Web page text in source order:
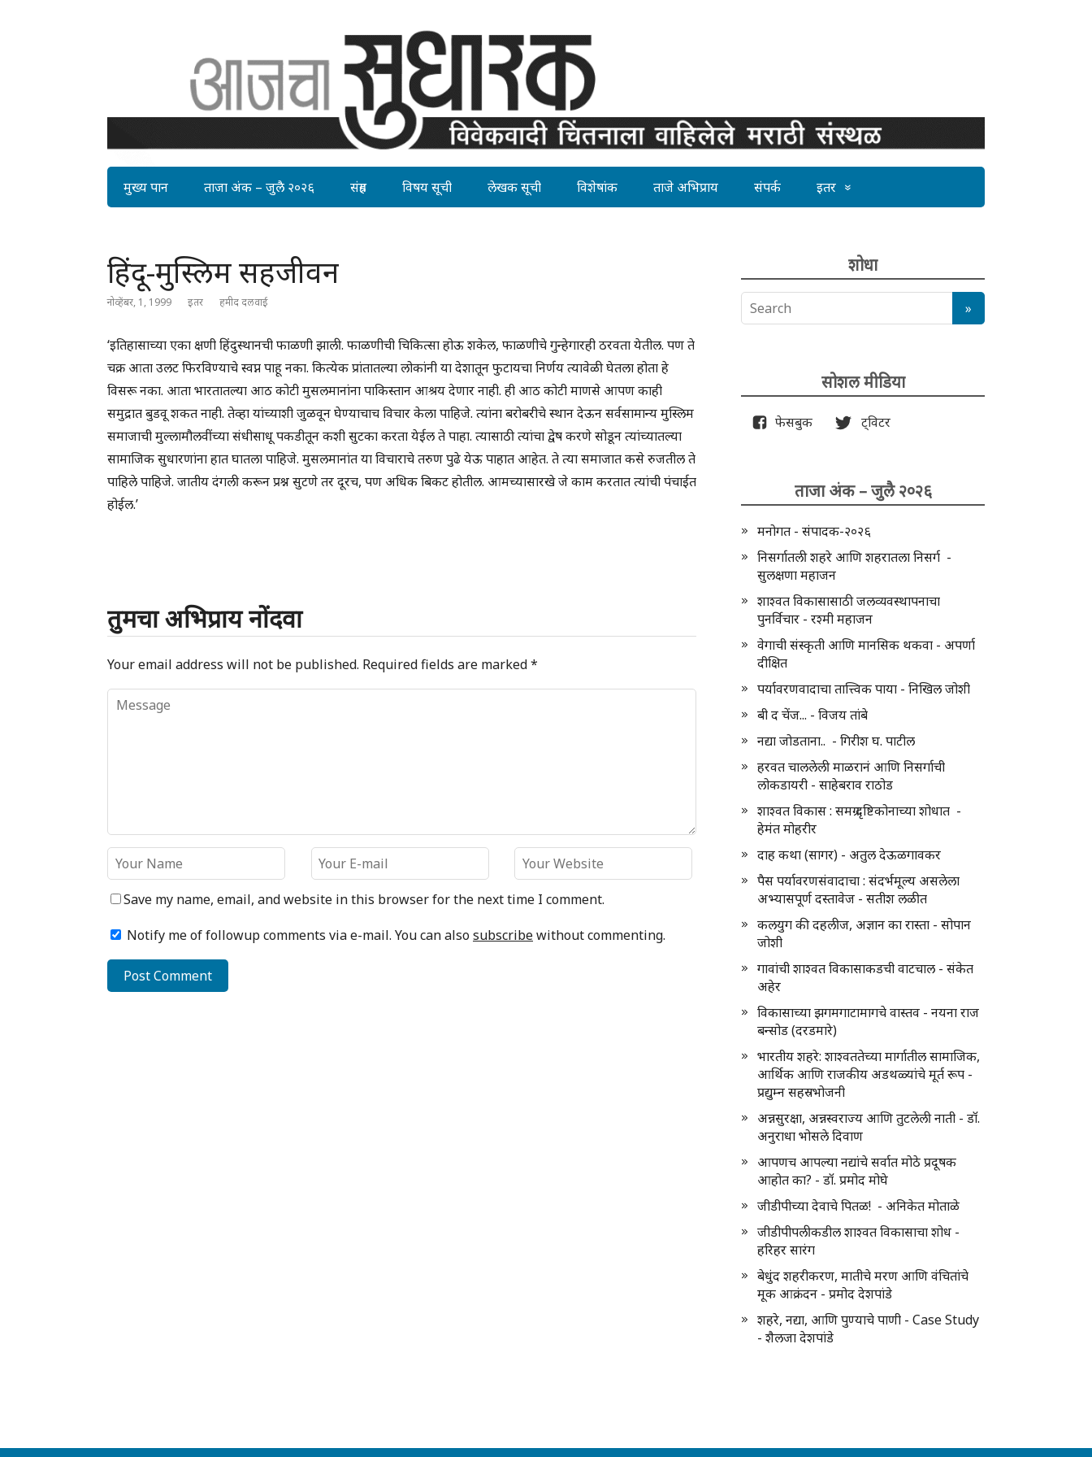
मुख्य पान ताजा अंक – जुलै २०२६ संग्रह विषय सूची लेखक सूची विशेषांक ताजे अभिप्राय संपर्क इतर
हिंदू-मुस्लिम सहजीवन
नोव्हेंबर, 1, 1999 इतर हमीद दलवाई
‘इतिहासाच्या एका क्षणी हिंदुस्थानची फाळणी झाली. फाळणीची चिकित्सा होऊ शकेल, फाळणीचे गुन्हेगारही ठरवता येतील. पण ते
चक्र आता उलट फिरविण्याचे स्वप्न पाहू नका. कित्येक प्रांतातल्या लोकांनी या देशातून फुटायचा निर्णय त्यावेळी घेतला होता हे
विसरू नका. आता भारतातल्या आठ कोटी मुसलमानांना पाकिस्तान आश्रय देणार नाही. ही आठ कोटी माणसे आपण काही
समुद्रात बुडवू शकत नाही. तेव्हा यांच्याशी जुळवून घेण्याचाच विचार केला पाहिजे. त्यांना बरोबरीचे स्थान देऊन सर्वसामान्य मुस्लिम
समाजाची मुल्लामौलवींच्या संधीसाधू पकडीतून कशी सुटका करता येईल ते पाहा. त्यासाठी त्यांचा द्वेष करणे सोडून त्यांच्यातल्या
सामाजिक सुधारणांना हात घातला पाहिजे. मुसलमानांत या विचाराचे तरुण पुढे येऊ पाहात आहेत. ते त्या समाजात कसे रुजतील ते
पाहिले पाहिजे. जातीय दंगली करून प्रश्न सुटणे तर दूरच, पण अधिक बिकट होतील. आमच्यासारखे जे काम करतात त्यांची पंचाईत
होईल.’
तुमचा अभिप्राय नोंदवा
Your email address will not be published. Required fields are marked*
Save my name, email, and website in this browser for the next time I comment.
Notify me of followup comments via e-mail. You can alsosubscribewithout commenting.
शोधा
सोशल मीडिया
फेसबुक ट्विटर
ताजा अंक – जुलै २०२६
मनोगत - संपादक-२०२६
निसर्गातली शहरे आणि शहरातला निसर्ग -
सुलक्षणा महाजन
शाश्वत विकासासाठी जलव्यवस्थापनाचा
पुनर्विचार - रश्मी महाजन
वेगाची संस्कृती आणि मानसिक थकवा - अपर्णा
दीक्षित
पर्यावरणवादाचा तात्त्विक पाया - निखिल जोशी
बी द चेंज... - विजय तांबे
नद्या जोडताना.. - गिरीश घ. पाटील
हरवत चाललेली माळरानं आणि निसर्गाची
लोकडायरी - साहेबराव राठोड
शाश्वत विकास : समग्र दृष्टिकोनाच्या शोधात -
हेमंत मोहरीर
दाह कथा (सागर) - अतुल देऊळगावकर
पैस पर्यावरणसंवादाचा : संदर्भमूल्य असलेला
अभ्यासपूर्ण दस्तावेज - सतीश लळीत
कलयुग की दहलीज, अज्ञान का रास्ता - सोपान
जोशी
गावांची शाश्वत विकासाकडची वाटचाल - संकेत
अहेर
विकासाच्या झगमगाटामागचे वास्तव - नयना राज
बन्सोड (दरडमारे)
भारतीय शहरे: शाश्वततेच्या मार्गातील सामाजिक,
आर्थिक आणि राजकीय अडथळ्यांचे मूर्त रूप -
प्रद्युम्न सहस्रभोजनी
अन्नसुरक्षा, अन्नस्वराज्य आणि तुटलेली नाती - डॉ.
अनुराधा भोसले दिवाण
आपणच आपल्या नद्यांचे सर्वात मोठे प्रदूषक
आहोत का? - डॉ. प्रमोद मोघे
जीडीपीच्या देवाचे पितळ! - अनिकेत मोताळे
जीडीपीपलीकडील शाश्वत विकासाचा शोध -
हरिहर सारंग
बेधुंद शहरीकरण, मातीचे मरण आणि वंचितांचे
मूक आक्रंदन - प्रमोद देशपांडे
शहरे, नद्या, आणि पुण्याचे पाणी - Case Study
- शैलजा देशपांडे